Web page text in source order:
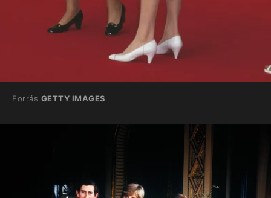
Forrás GETTY IMAGES